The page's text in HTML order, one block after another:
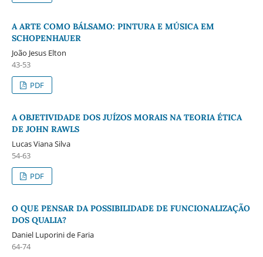
A ARTE COMO BÁLSAMO: PINTURA E MÚSICA EM
SCHOPENHAUER
João Jesus Elton
43-53
PDF
A OBJETIVIDADE DOS JUÍZOS MORAIS NA TEORIA ÉTICA
DE JOHN RAWLS
Lucas Viana Silva
54-63
PDF
O QUE PENSAR DA POSSIBILIDADE DE FUNCIONALIZAÇÃO
DOS QUALIA?
Daniel Luporini de Faria
64-74